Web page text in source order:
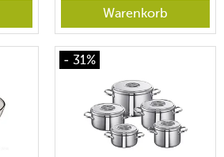
Warenkorb
- 31%